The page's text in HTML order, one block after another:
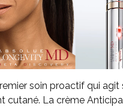
soin proactif qui agit
cutané. La crème